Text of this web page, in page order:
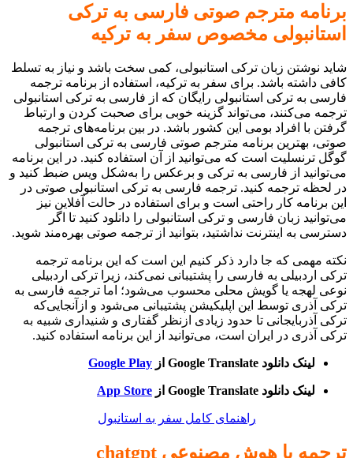
برنامه مترجم صوتی فارسی به ترکی
استانبولی مخصوص سفر به ترکیه
شاید نوشتن زبان ترکی استانبولی، کمی سخت باشد و نیاز به تسلط
کافی داشته باشد. برای سفر به ترکیه، استفاده از برنامه ترجمه
فارسی به ترکی استانبولی رایگان که از فارسی به ترکی استانبولی
ترجمه می‌کنند، می‌تواند گزینه خوبی برای صحبت کردن و ارتباط
گرفتن با افراد بومی این کشور باشد. در بین برنامه‌های ترجمه
صوتی، بهترین برنامه مترجم صوتی فارسی به ترکی استانبولی
گوگل ترنسلیت است که می‌توانید از آن استفاده کنید. در این برنامه
می‌توانید از فارسی به ترکی و برعکس را به‌شکل ویس ضبط کنید و
در لحظه ترجمه کنید. ترجمه فارسی به ترکی استانبولی صوتی در
این برنامه کار راحتی است و برای استفاده در حالت آفلاین نیز
می‌توانید زبان‌ فارسی و ترکی استانبولی را دانلود کنید تا اگر
دسترسی به اینترنت نداشتید، بتوانید از ترجمه صوتی بهره‌مند شوید.
نکته مهمی که جا دارد ذکر کنیم این است که این برنامه ترجمه
ترکی اردبیلی به فارسی را پشتیبانی نمی‌کند، زیرا ترکی اردبیلی
نوعی لهجه یا گویش محلی محسوب می‌شود؛ اما ترجمه فارسی به
ترکی آذری توسط این اپلیکیشن پشتیبانی می‌شود و ازآنجایی‌که
ترکی آذربایجانی تا حدود زیادی ازنظر گفتاری و شنیداری شبیه به
ترکی آذری در ایران است، می‌توانید از این برنامه استفاده کنید.
لینک دانلود Google Translate از Google Play
لینک دانلود Google Translate از App Store
راهنمای کامل سفر به استانبول
ترجمه با هوش مصنوعی chatgpt